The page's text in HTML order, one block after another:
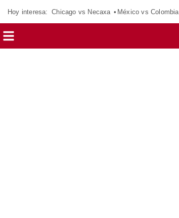
Hoy interesa: Chicago vs Necaxa México vs Colombia